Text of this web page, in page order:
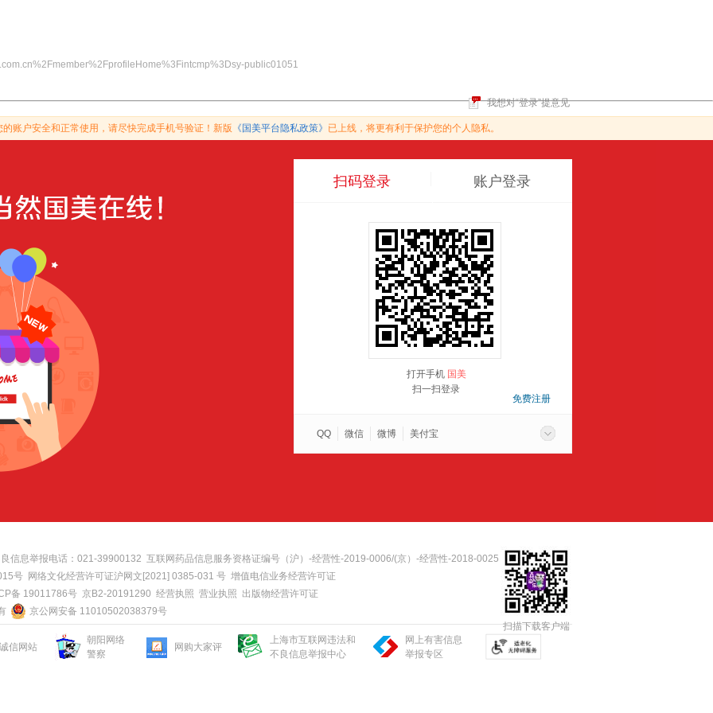
public01051
账户安全和正常使用，请尽快完成手机号验证！新版 《国美平台隐私政策》 已上线，将更有利于保护您的个人隐私。
扫码登录 账户登录
打开手机 国美
扫一扫登录
免费注册
QQ 微信 微博 美付宝
我想对“登录”提意见
扫描下载客户端
信息举报电话：021-39900132 互联网药品信息服务资格证编号（沪）-经营性-2019-0006/(京）-经营性-2018-0025
号 网络文化经营许可证沪网文[2021] 0385-031 号 增值电信业务经营许可证
备 19011786号 京B2-20191290 经营执照 营业执照 出版物经营许可证
京公网安备 11010502038379号
诚信网站
朝阳网络
警察
网购大家评
上海市互联网违法和
不良信息举报中心
网上有害信息
举报专区